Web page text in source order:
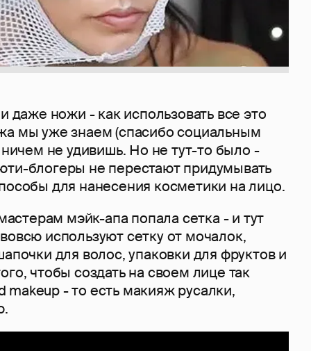
даже ножи - как использовать все это
мы уже знаем (спасибо социальным
не удивишь. Но не тут-то было -
блогеры не перестают придумывать
для нанесения косметики на лицо.
мэйк-апа попала сетка - и тут
используют сетку от мочалок,
для волос, упаковки для фруктов и
чтобы создать на своем лице так
- то есть макияж русалки,